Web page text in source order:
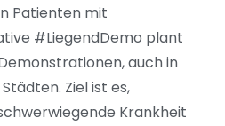
Patienten mit
#LiegendDemo plant
auch in
Ziel ist es,
Krankheit